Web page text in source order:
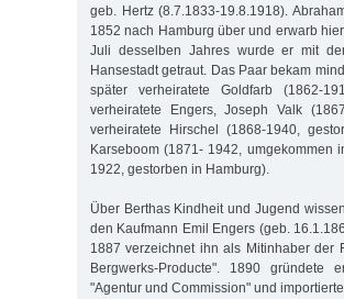
geb. Hertz (8.7.1833-19.8.1918).
1852 nach Hamburg über und erwarb
Juli desselben Jahres wurde er mit
Hansestadt getraut. Das Paar bekam
später verheiratete Goldfarb (1862-
verheiratete Engers, Joseph Valk
verheiratete Hirschel (1868-1940,
Karseboom (1871- 1942, umgekommen
1922, gestorben in Hamburg).
Über Berthas Kindheit und Jugend
den Kaufmann Emil Engers (geb.
1887 verzeichnet ihn als Mitinhaber der
Bergwerks-Producte". 1890 gründete
"Agentur und Commission" und